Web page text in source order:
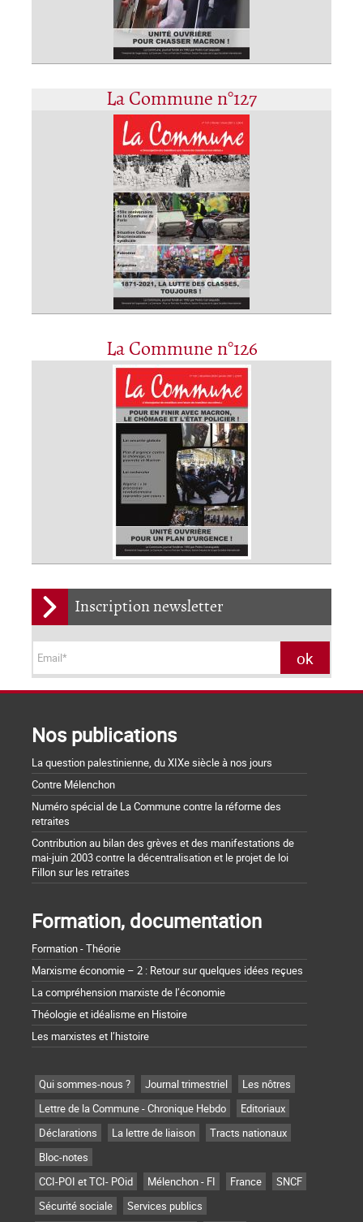
La Commune n°127
La Commune n°126
Inscription newsletter
Nos publications
La question palestinienne, du XIXe siècle à nos jours
Contre Mélenchon
Numéro spécial de La Commune contre la réforme des
retraites
Contribution au bilan des grèves et des manifestations de
mai-juin 2003 contre la décentralisation et le projet de loi
Fillon sur les retraites
Formation, documentation
Formation - Théorie
Marxisme économie – 2 : Retour sur quelques idées reçues
La compréhension marxiste de l’économie
Théologie et idéalisme en Histoire
Les marxistes et l’histoire
Qui sommes-nous ? Journal trimestriel
Les nôtres
Lettre de la Commune - Chronique Hebdo
Editoriaux
Déclarations
La lettre de liaison
Tracts nationaux
Bloc-notes
CCI-POI et TCI- POid
Mélenchon - FI France
SNCF
Sécurité sociale
Services publics